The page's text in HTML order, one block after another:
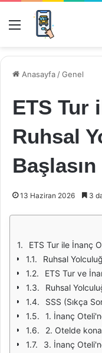
Menü
Anasayfa /Genel
ETS Tur
Ruhsal
Başlasın
13 Haziran 2026 3
ETS Tur ile İnanç
Ruhsal
ETS Tur ve
Ruhsal
SSS (Sıkça
1. İnanç
2. Otelde
3. İnanç